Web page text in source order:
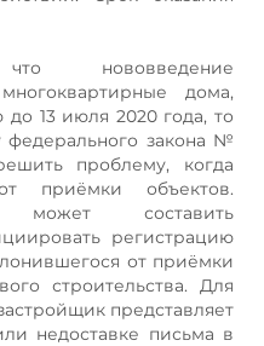
нововведение
дома,
13 июля 2020 года, то
федерального закона №
проблему, когда
приёмки объектов.
может составить
регистрацию
от приёмки
строительства. Для
представляет
недоставке письма в